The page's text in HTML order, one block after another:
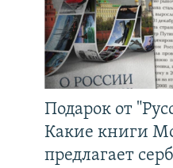
Подарок от
Какие книги
предлагает